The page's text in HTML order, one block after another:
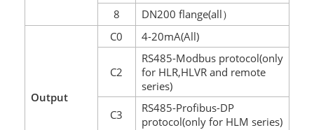
8 DN200 flange(all）
Output
C0 4-20mA(All)
C2
RS485-Modbus protocol(only
for HLR,HLVR and remote
series)
C3
RS485-Profibus-DP
protocol(only for HLM series)